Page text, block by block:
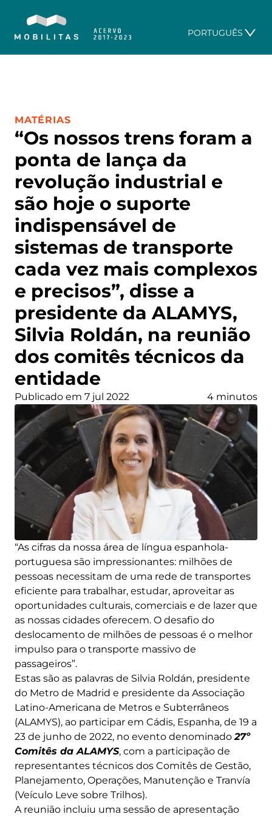
PORTUGUÊS
“Os nossos trens foram a
ponta de lança da
revolução industrial e
são hoje o suporte
indispensável de
sistemas de transporte
cada vez mais complexos
e precisos”, disse a
presidente da ALAMYS,
Silvia Roldán, na reunião
dos comitês técnicos da
entidade
CATEGORIA:
MATÉRIAS
Publicado em 7 jul 2022 4 minutos
“As cifras da nossa área de língua espanhola-
portuguesa são impressionantes: milhões de
pessoas necessitam de uma rede de transportes
eficiente para trabalhar, estudar, aproveitar as
oportunidades culturais, comerciais e de lazer que
as nossas cidades oferecem. O desafio do
deslocamento de milhões de pessoas é o melhor
impulso para o transporte massivo de
passageiros”.
Estas são as palavras de Silvia Roldán, presidente
do Metro de Madrid e presidente da Associação
Latino-Americana de Metros e Subterrâneos
(ALAMYS), ao participar em Cádis, Espanha, de 19 a
23 de junho de 2022, no evento denominado 27º
Comitês da ALAMYS, com a participação de
representantes técnicos dos Comitês de Gestão,
Planejamento, Operações, Manutenção e Tranvía
(Veículo Leve sobre Trilhos).
A reunião incluiu uma sessão de apresentação